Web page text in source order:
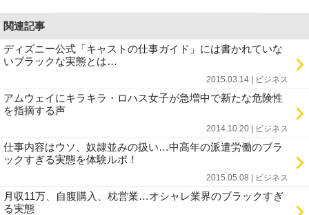
関連記事
ディズニー公式「キャストの仕事ガイド」には書かれていな
いブラックな実態とは…
2015.03.14 | ビジネス
アムウェイにキラキラ・ロハス女子が急増中で新たな危険性
を指摘する声
2014.10.20 | ビジネス
仕事内容はウソ、奴隷並みの扱い…中高年の派遣労働のブラ
ックすぎる実態を体験ルポ！
2015.05.08 | ビジネス
月収11万、自腹購入、枕営業…オシャレ業界のブラックすぎ
る実態